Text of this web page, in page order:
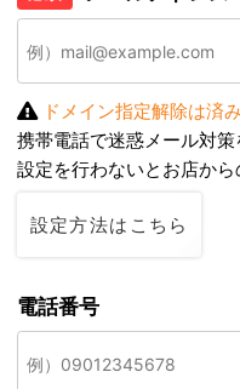
ドメイン指定解除は済
携帯電話で迷惑メール対
設定を行わないとお店から
設定方法はこちら
電話番号